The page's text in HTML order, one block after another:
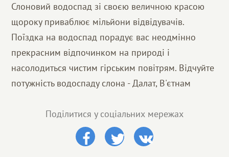
Слоновий водоспад зі своєю величною красою
щороку приваблює мільйони відвідувачів.
Поїздка на водоспад порадує вас неодмінно
прекрасним відпочинком на природі і
насолодиться чистим гірським повітрям. Відчуйте
потужність водоспаду слона - Далат, В'єтнам
Поділитися у соціальних мережах